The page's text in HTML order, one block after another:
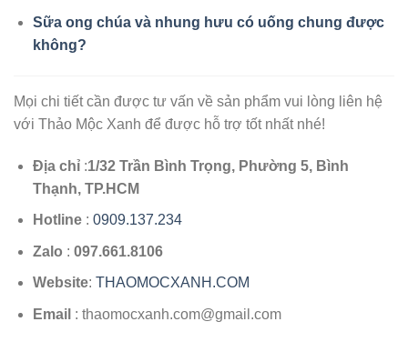
Sữa ong chúa và nhung hưu có uống chung được
không?
Mọi chi tiết cần được tư vấn về sản phẩm vui lòng liên hệ
với Thảo Mộc Xanh để được hỗ trợ tốt nhất nhé!
Địa chỉ:1/32 Trần Bình Trọng, Phường 5, Bình
Thạnh, TP.HCM
Hotline: 0909.137.234
Zalo : 097.661.8106
Website: THAOMOCXANH.COM
Email : thaomocxanh.com@gmail.com